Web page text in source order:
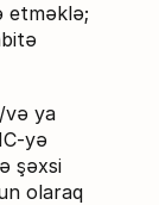
etməklə;
və ya
yə
şəxsi
olaraq